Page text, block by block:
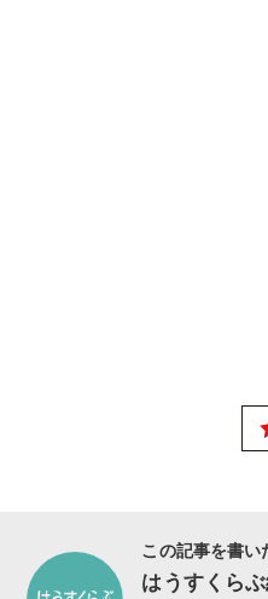
この記事を書い
はうすくら